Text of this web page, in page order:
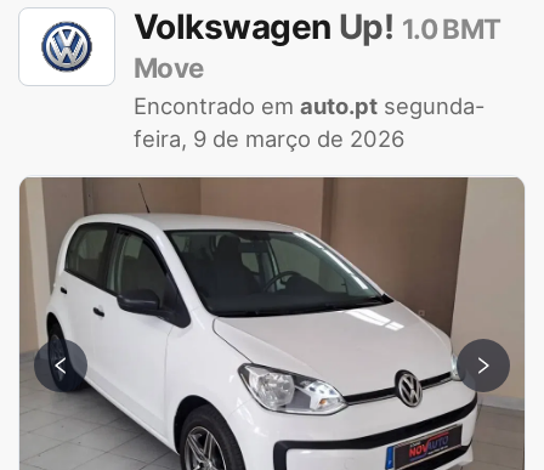
Volkswagen Up! 1.0 BMT
Move
Encontrado em auto.pt segunda-
feira, 9 de março de 2026